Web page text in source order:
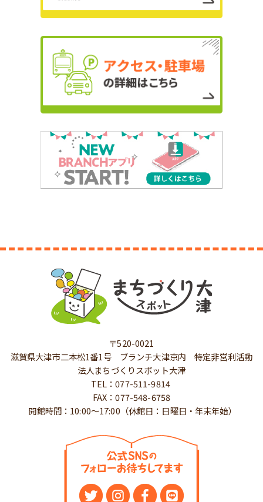
〒520-0021
滋賀県大津市二本松1番1号 ブランチ大津京内 特定非営利活動
法人まちづくりスポット大津
TEL：077-511-9814
FAX：077-548-6758
開館時間：10:00～17:00（休館日：日曜日・年末年始）